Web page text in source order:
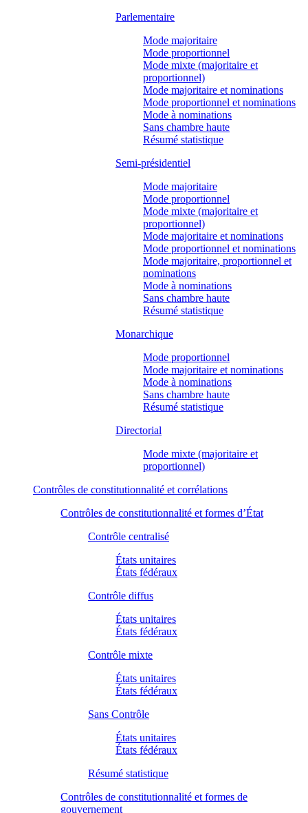
Parlementaire
Mode majoritaire
Mode proportionnel
Mode mixte (majoritaire et
proportionnel)
Mode majoritaire et nominations
Mode proportionnel et nominations
Mode à nominations
Sans chambre haute
Résumé statistique
Semi-présidentiel
Mode majoritaire
Mode proportionnel
Mode mixte (majoritaire et
proportionnel)
Mode majoritaire et nominations
Mode proportionnel et nominations
Mode majoritaire, proportionnel et
nominations
Mode à nominations
Sans chambre haute
Résumé statistique
Monarchique
Mode proportionnel
Mode majoritaire et nominations
Mode à nominations
Sans chambre haute
Résumé statistique
Directorial
Mode mixte (majoritaire et
proportionnel)
Contrôles de constitutionnalité et corrélations
Contrôles de constitutionnalité et formes d’État
Contrôle centralisé
États unitaires
États fédéraux
Contrôle diffus
États unitaires
États fédéraux
Contrôle mixte
États unitaires
États fédéraux
Sans Contrôle
États unitaires
États fédéraux
Résumé statistique
Contrôles de constitutionnalité et formes de
gouvernement